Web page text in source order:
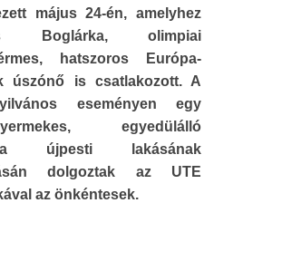
május 24-én, amelyhez
Boglárka, olimpiai
hatszoros Európa-
úszónő is csatlakozott. A
eseményen egy
egyedülálló
újpesti lakásának
dolgoztak az UTE
az önkéntesek.